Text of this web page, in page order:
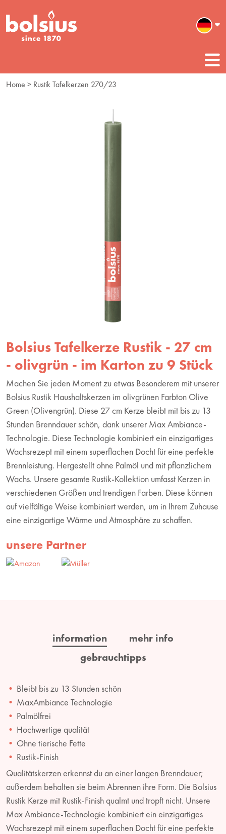
Home > Rustik Tafelkerzen 270/23
Bolsius Tafelkerze Rustik - 27 cm
- olivgrün - im Karton zu 9 Stück
Machen Sie jeden Moment zu etwas Besonderem mit unserer
Bolsius Rustik Haushaltskerzen im olivgrünen Farbton Olive
Green (Olivengrün). Diese 27 cm Kerze bleibt mit bis zu 13
Stunden Brenndauer schön, dank unserer Max Ambiance-
Technologie. Diese Technologie kombiniert ein einzigartiges
Wachsrezept mit einem superflachen Docht für eine perfekte
Brennleistung. Hergestellt ohne Palmöl und mit pflanzlichem
Wachs. Unsere gesamte Rustik-Kollektion umfasst Kerzen in
verschiedenen Größen und trendigen Farben. Diese können
auf vielfältige Weise kombiniert werden, um in Ihrem Zuhause
eine einzigartige Wärme und Atmosphäre zu schaffen.
unsere Partner
information
mehr info
gebrauchtipps
Bleibt bis zu 13 Stunden schön
MaxAmbiance Technologie
Palmölfrei
Hochwertige qualität
Ohne tierische Fette
Rustik-Finish
Qualitätskerzen erkennst du an einer langen Brenndauer;
außerdem behalten sie beim Abrennen ihre Form. Die Bolsius
Rustik Kerze mit Rustik-Finish qualmt und tropft nicht. Unsere
Max Ambiance-Technologie kombiniert ein einzigartiges
Wachsrezept mit einem superflachen Docht für eine perfekte